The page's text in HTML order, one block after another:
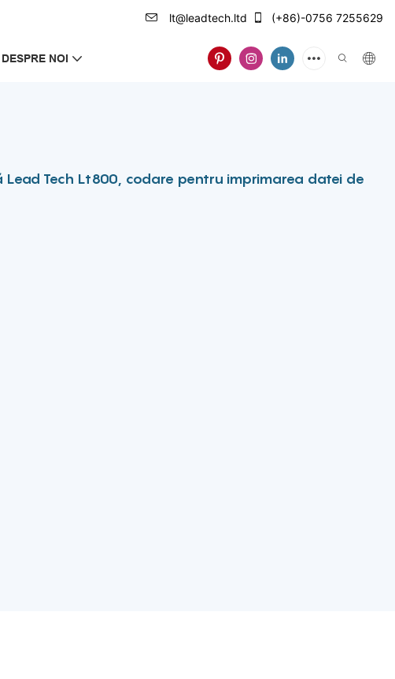
lt@leadtech.ltd (+86)-0756 7255629
DESPRE NOI
Tech Lt800, codare pentru imprimarea datei de